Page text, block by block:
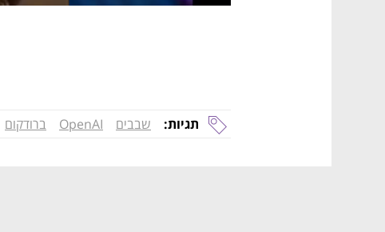
תגיות: שבבים OpenAI ברודקום